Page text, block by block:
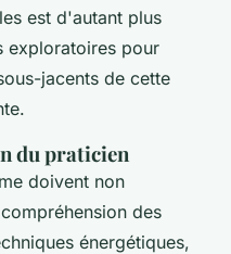
est d'autant plus
exploratoires pour
jacents de cette
du praticien
doivent non
des
énergétiques,